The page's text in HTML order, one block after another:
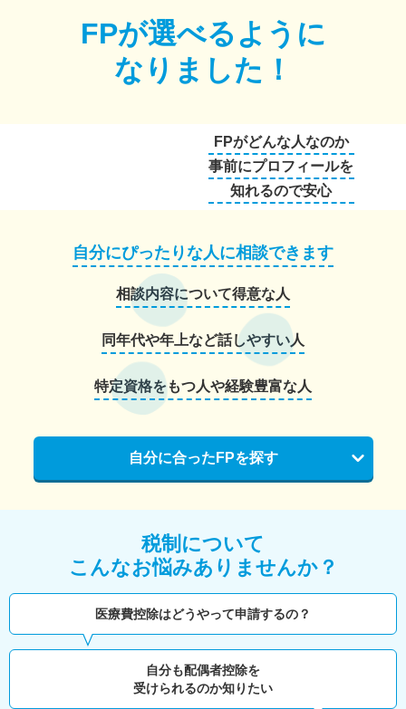
FPが選べるように
なりました！
FPがどんな人なのか
事前にプロフィールを
知れるので安心
自分にぴったりな人に相談できます
相談内容について得意な人
同年代や年上など話しやすい人
特定資格をもつ人や経験豊富な人
自分に合ったFPを探す
税制について
こんなお悩みありませんか？
医療費控除はどうやって申請するの？
自分も配偶者控除を
受けられるのか知りたい